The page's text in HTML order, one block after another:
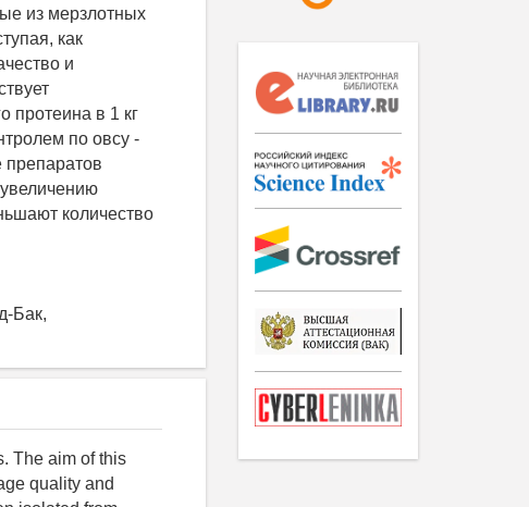
из мерзлотных
как
и
протеина в 1 кг
по овсу -
препаратов
количество
Бак,
The aim of this
quality and